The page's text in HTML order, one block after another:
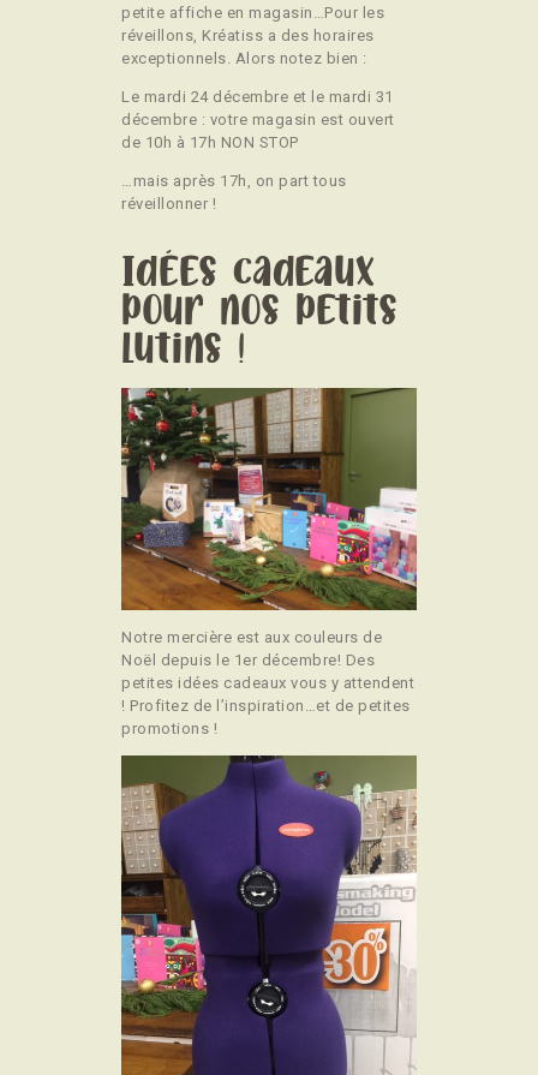
petite affiche en magasin…Pour les
réveillons, Kréatiss a des horaires
exceptionnels. Alors notez bien :
Le mardi 24 décembre et le mardi 31
décembre : votre magasin est ouvert
de 10h à 17h NON STOP
…mais après 17h, on part tous
réveillonner !
Idées cadeaux
pour nos petits
lutins !
Notre mercière est aux couleurs de
Noël depuis le 1er décembre! Des
petites idées cadeaux vous y attendent
! Profitez de l’inspiration…et de petites
promotions !